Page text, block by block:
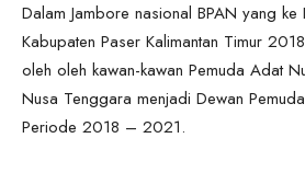
Dalam Jambore nasional BPAN yang
Kabupaten Paser Kalimantan Timur
oleh oleh kawan-kawan Pemuda Adat
Nusa Tenggara menjadi Dewan
Periode 2018 – 2021.